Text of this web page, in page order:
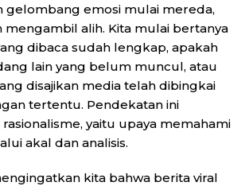
gelombang emosi mulai mereda,
mengambil alih. Kita mulai bertanya
dibaca sudah lengkap, apakah
lain yang belum muncul, atau
disajikan media telah dibingkai
tertentu. Pendekatan ini
yaitu upaya memahami
akal dan analisis.
kita bahwa berita viral